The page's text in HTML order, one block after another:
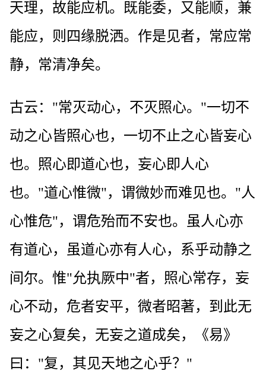
天理，故能应机。既能委，又能顺，兼
能应，则四缘脱洒。作是见者，常应常
静，常清净矣。
古云："常灭动心，不灭照心。"一切不
动之心皆照心也，一切不止之心皆妄心
也。照心即道心也，妄心即人心
也。"道心惟微"，谓微妙而难见也。"人
心惟危"，谓危殆而不安也。虽人心亦
有道心，虽道心亦有人心，系乎动静之
间尔。惟"允执厥中"者，照心常存，妄
心不动，危者安平，微者昭著，到此无
妄之心复矣，无妄之道成矣，《易》
曰："复，其见天地之心乎？"